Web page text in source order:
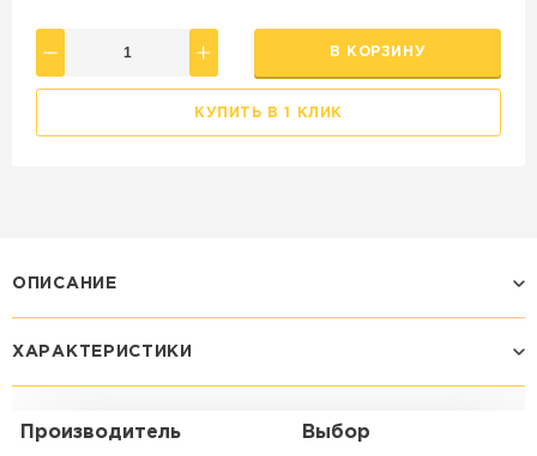
В КОРЗИНУ
КУПИТЬ В 1 КЛИК
ОПИСАНИЕ
ХАРАКТЕРИСТИКИ
Производитель Выбор